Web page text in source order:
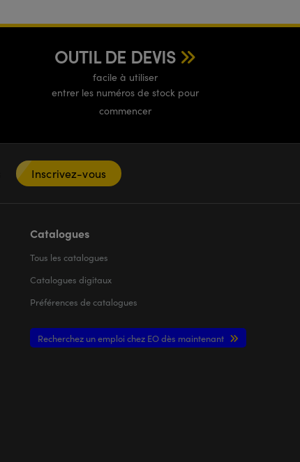
OUTIL DE DEVIS
facile à utiliser
entrer les numéros de stock pour
commencer
Inscrivez-vous
Catalogues
Tous les catalogues
Catalogues digitaux
Préférences de catalogues
Recherchez un emploi chez EO dès maintenant